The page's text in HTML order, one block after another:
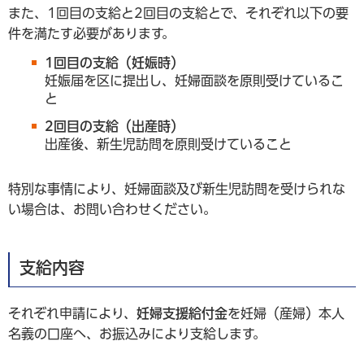
また、1回目の支給と2回目の支給とで、それぞれ以下の要
件を満たす必要があります。
1回目の支給（妊娠時）
妊娠届を区に提出し、妊婦面談を原則受けているこ
と
2回目の支給（出産時）
出産後、新生児訪問を原則受けていること
特別な事情により、妊婦面談及び新生児訪問を受けられな
い場合は、お問い合わせください。
支給内容
それぞれ申請により、 妊婦支援給付金を妊婦（産婦）本人
名義の口座へ、お振込みにより支給します。